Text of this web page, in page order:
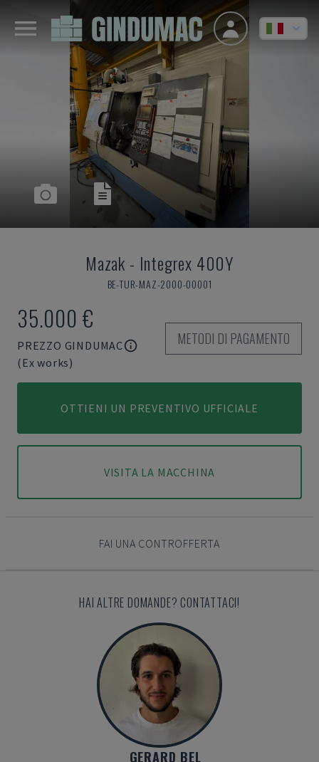
Mazak - Integrex 400Y
BE-TUR-MAZ-2000-00001
35.000 €
PREZZO GINDUMAC
(Ex works)
METODI DI PAGAMENTO
OTTIENI UN PREVENTIVO UFFICIALE
VISITA LA MACCHINA
FAI UNA CONTROFFERTA
HAI ALTRE DOMANDE? CONTATTACI!
GERARD BEL